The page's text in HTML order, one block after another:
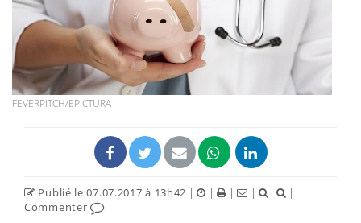
FEVERPITCH/EPICTURA
Publié le 07.07.2017 à 13h42 | | | |
|
Commenter